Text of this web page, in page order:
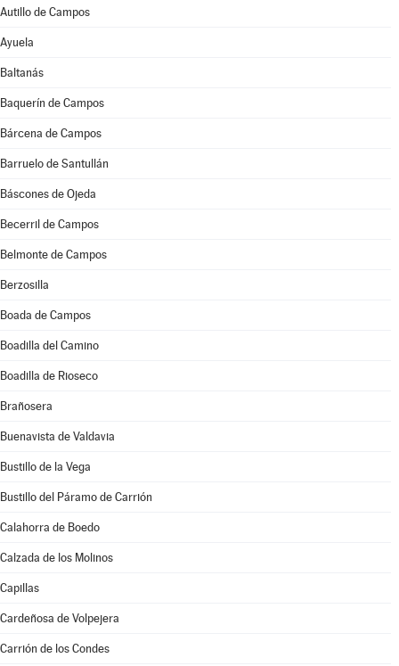
Autillo de Campos
Ayuela
Baltanás
Baquerín de Campos
Bárcena de Campos
Barruelo de Santullán
Báscones de Ojeda
Becerril de Campos
Belmonte de Campos
Berzosilla
Boada de Campos
Boadilla del Camino
Boadilla de Rioseco
Brañosera
Buenavista de Valdavia
Bustillo de la Vega
Bustillo del Páramo de Carrión
Calahorra de Boedo
Calzada de los Molinos
Capillas
Cardeñosa de Volpejera
Carrión de los Condes